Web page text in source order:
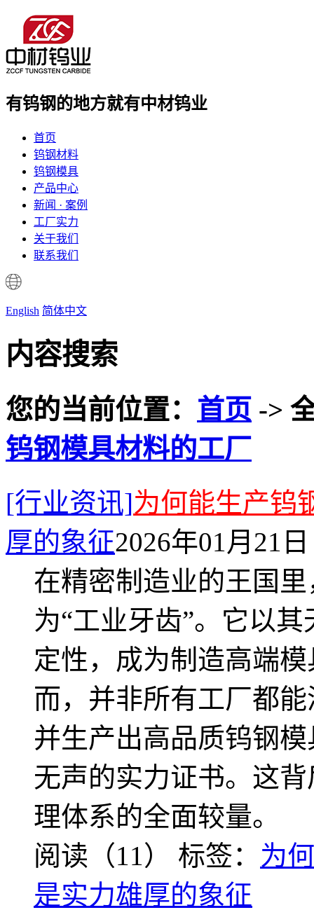
有钨钢的地方就有中材钨业
首页
钨钢材料
钨钢模具
产品中心
新闻 · 案例
工厂实力
关于我们
联系我们
English 简体中文
内容搜索
您的当前位置： 首页 ->
钨钢模具材料的工厂
[行业资讯]为何能生产钨
厚的象征2026年01月21
在精密制造业的王国
为“工业牙齿”。它以
定性，成为制造高端
而，并非所有工厂都
并生产出高品质钨钢
无声的实力证书。这
理体系的全面较量。
阅读（11） 标签： 为
是实力雄厚的象征